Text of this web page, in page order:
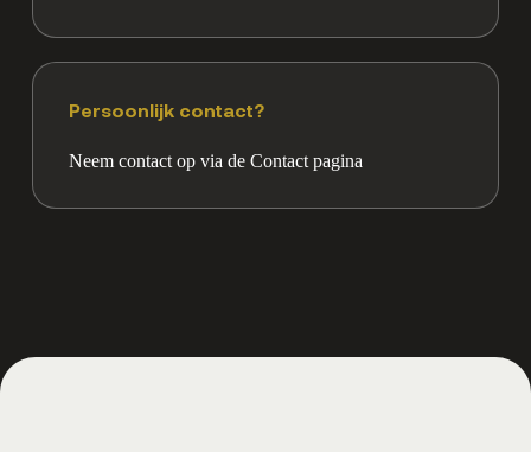
Persoonlijk contact?
Neem contact op via de Contact pagina